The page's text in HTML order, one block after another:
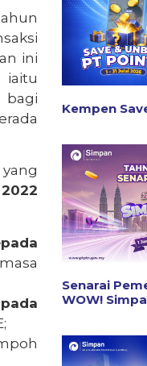
ini
iaitu
bagi
Kempen
Senarai
WOW!